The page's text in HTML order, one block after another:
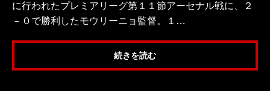
に行われたプレミアリーグ第１１節アーセナル戦に、２
－０で勝利したモウリーニョ監督。１…
続きを読む